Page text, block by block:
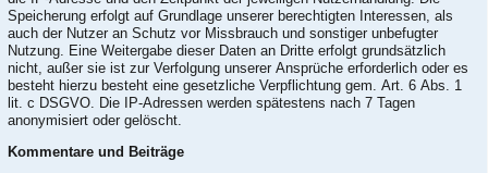
Speicherung erfolgt auf Grundlage unserer berechtigten Interessen, als
auch der Nutzer an Schutz vor Missbrauch und sonstiger unbefugter
Nutzung. Eine Weitergabe dieser Daten an Dritte erfolgt grundsätzlich
nicht, außer sie ist zur Verfolgung unserer Ansprüche erforderlich oder es
besteht hierzu besteht eine gesetzliche Verpflichtung gem. Art. 6 Abs. 1
lit. c DSGVO. Die IP-Adressen werden spätestens nach 7 Tagen
anonymisiert oder gelöscht.
Kommentare und Beiträge